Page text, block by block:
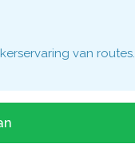
van routes.